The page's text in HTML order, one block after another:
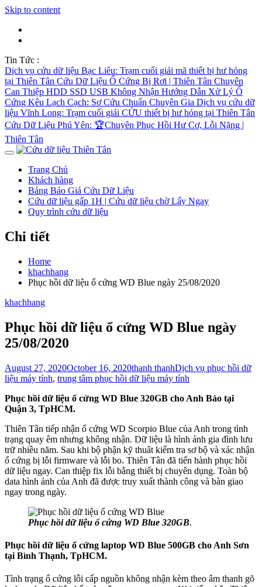
Skip to content
Tin Tức :
Dịch vụ cứu dữ liệu Bạc Liêu: Trạm cuối giải mã thiết bị hư hỏng
tại Thiên Tân Cứu Dữ Liệu Ổ Cứng Bị Rơi | Thiên Tân Chuyên
Can Thiệp HDD SSD USB Không Nhận Hướng Dẫn Xử Lý Ổ
Cứng Kêu Lạch Cạch: Sơ Cứu Chuẩn Chuyên Gia Dịch vụ cứu dữ
liệu Vĩnh Long: Trạm cuối giải CỨU thiết bị hư hỏng tại Thiên Tân
Cứu Dữ Liệu Phú Yên: 🏆Chuyên Phục Hồi Hư Cơ, Lỗi Nặng |
Thiên Tân
Trang Chủ
Khách hàng
Bảng Báo Giá Cứu Dữ Liệu
Cứu dữ liệu gấp 1H | Cứu dữ liệu chờ Lấy Ngay
Quy trình cứu dữ liệu
Chi tiết
Home
khachhang
Phục hồi dữ liệu ổ cứng WD Blue ngày 25/08/2020
khachhang
Phục hồi dữ liệu ổ cứng WD Blue ngày
25/08/2020
August 27, 2020October 16, 2020thanh thanhDịch vụ phục hồi dữ
liệu máy tính, trung tâm phục hồi dữ liệu máy tính
Phục hồi dữ liệu ổ cứng WD Blue 320GB cho Anh Bảo tại
Quận 3, TpHCM.
Thiên Tân tiếp nhận ổ cứng WD Scorpio Blue của Anh trong tình
trạng quay êm nhưng không nhận. Dữ liệu là hình ảnh gia đình lưu
trữ nhiều năm. Sau khi bộ phận kỹ thuât kiểm tra sơ bộ và xác nhận
ổ cứng bị lỗi firmware và lỗi bo. Thiên Tân đã tiến hành phục hồi
dữ liệu ngay. Can thiệp fix lỗi bằng thiết bị chuyên dụng. Toàn bộ
data hình ảnh của Anh đã được truy xuất thành công và bàn giao
ngay trong ngày.
Phục hồi dữ liệu ổ cứng WD Blue 320GB.
Phục hồi dữ liệu ổ cứng laptop WD Blue 500GB cho Anh Sơn
tại Bình Thạnh, TpHCM.
Tình trạng ổ cứng lỗi cấp nguồn không nhận kèm theo âm thanh gõ